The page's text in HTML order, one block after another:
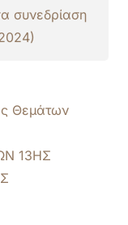
συνεδρίαση
Θεμάτων
13ΗΣ